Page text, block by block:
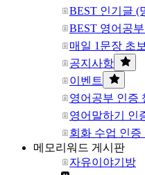
BEST 인기글 (
BEST 영어공
매일 1문장 초
공지사항
이벤트
영어공부 인증
영어말하기 인
회화 수업 인증
메모리워드 게시판
자유이야기방